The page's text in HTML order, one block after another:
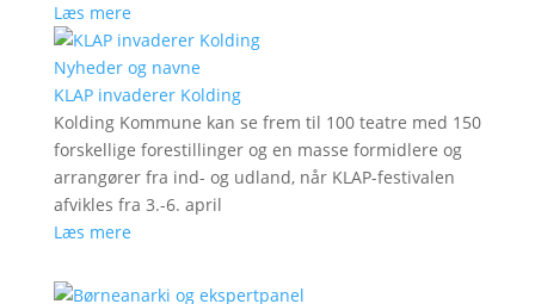
Læs mere
Nyheder og navne
KLAP invaderer Kolding
Kolding Kommune kan se frem til 100 teatre med 150
forskellige forestillinger og en masse formidlere og
arrangører fra ind- og udland, når KLAP-festivalen
afvikles fra 3.-6. april
Læs mere